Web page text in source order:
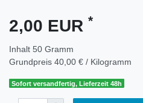
2,00 EUR *
Inhalt 50 Gramm
Grundpreis 40,00 € / Kilogramm
Sofort versandfertig, Lieferzeit 48h